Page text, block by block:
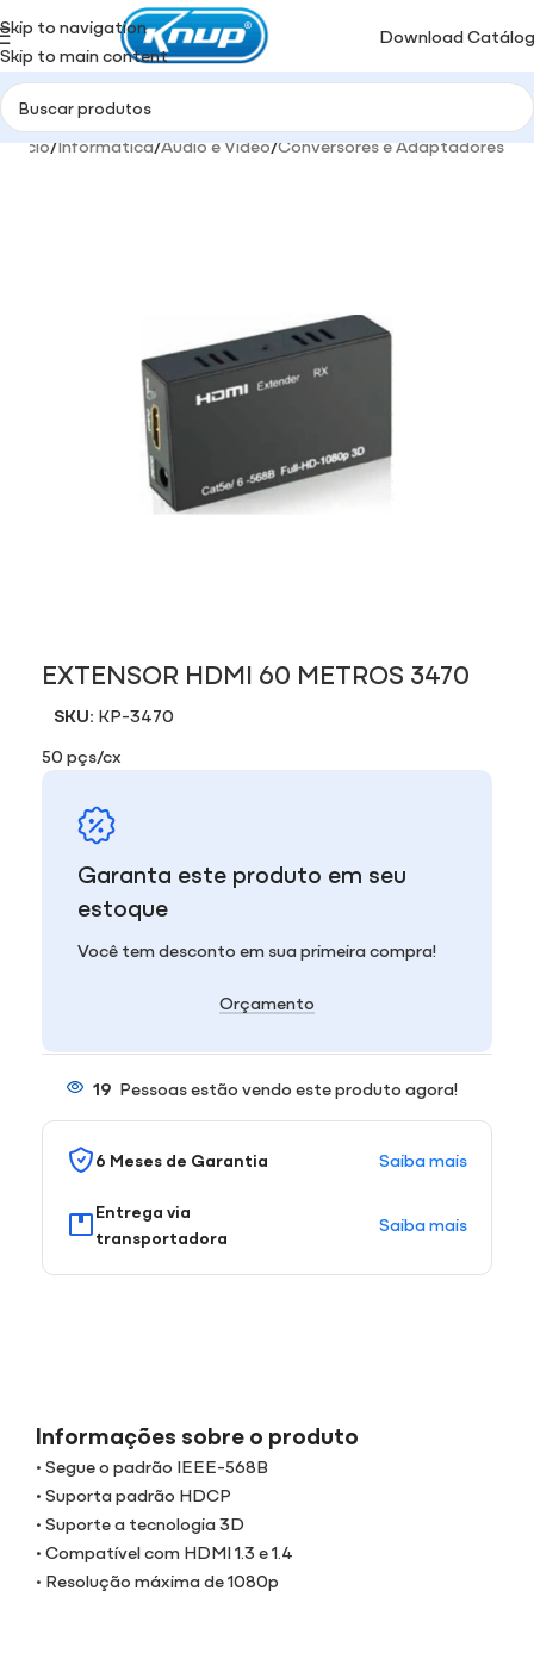
Skip to navigation
Skip to main content
Download
Início/Informática/Audio e Video/Conversores e Adaptadores
EXTENSOR HDMI 60 METROS 3470
SKU: KP-3470
50 pçs/cx
Garanta este produto em seu
estoque
Você tem desconto em sua primeira compra!
Orçamento
19 Pessoas estão vendo este produto agora!
6 Meses de Garantia Saiba mais
Entrega via
transportadora
Saiba mais
Informações sobre o produto
• Segue o padrão IEEE-568B
• Suporta padrão HDCP
• Suporte a tecnologia 3D
• Compatível com HDMI 1.3 e 1.4
• Resolução máxima de 1080p